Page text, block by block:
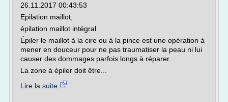
26.11.2017 00:43:53
Epilation maillot,
épilation maillot intégral
Épiler le maillot à la cire ou à la pince est une opération à
mener en douceur pour ne pas traumatiser la peau ni lui
causer des dommages parfois longs à réparer.
La zone à épiler doit être...
Lire la suite